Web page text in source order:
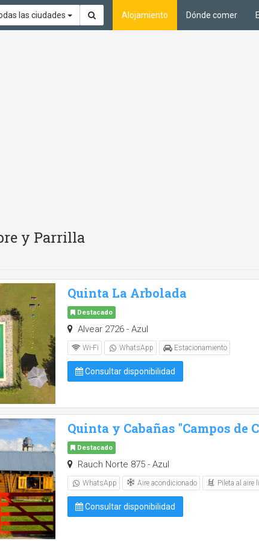
las ciudades Alojamiento Dónde comer
y Parrilla
Quinta La Arbolada
Destacado
Alvear 2726 - Azul
Wi-Fi WhatsApp Estacionamiento
Consultar disponibilidad
Quinta y Cabañas "Campos de
Destacado
Rauch Norte 875 - Azul
WhatsApp Aire acondicionado Pileta al aire
Consultar disponibilidad